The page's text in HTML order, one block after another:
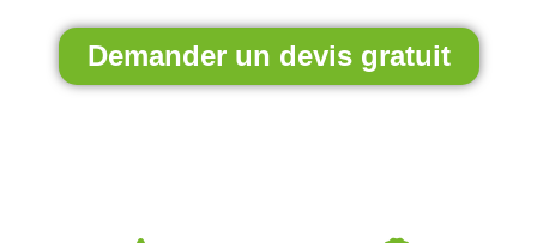
Demander un devis gratuit